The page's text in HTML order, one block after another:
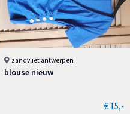
zandvliet antwerpen
blouse nieuw
€ 15,-